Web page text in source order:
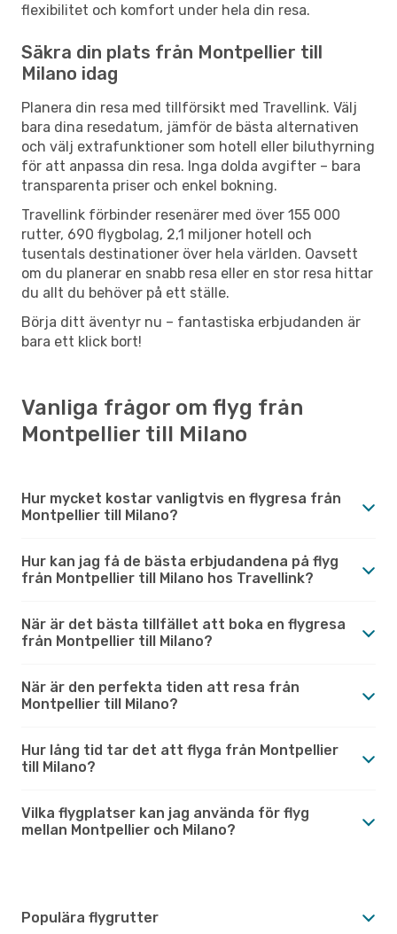
flexibilitet och komfort under hela din resa.
Säkra din plats från Montpellier till
Milano idag
Planera din resa med tillförsikt med Travellink. Välj
bara dina resedatum, jämför de bästa alternativen
och välj extrafunktioner som hotell eller biluthyrning
för att anpassa din resa. Inga dolda avgifter – bara
transparenta priser och enkel bokning.
Travellink förbinder resenärer med över 155 000
rutter, 690 flygbolag, 2,1 miljoner hotell och
tusentals destinationer över hela världen. Oavsett
om du planerar en snabb resa eller en stor resa hittar
du allt du behöver på ett ställe.
Börja ditt äventyr nu – fantastiska erbjudanden är
bara ett klick bort!
Vanliga frågor om flyg från
Montpellier till Milano
Hur mycket kostar vanligtvis en flygresa från
Montpellier till Milano?
Hur kan jag få de bästa erbjudandena på flyg
från Montpellier till Milano hos Travellink?
När är det bästa tillfället att boka en flygresa
från Montpellier till Milano?
När är den perfekta tiden att resa från
Montpellier till Milano?
Hur lång tid tar det att flyga från Montpellier
till Milano?
Vilka flygplatser kan jag använda för flyg
mellan Montpellier och Milano?
Populära flygrutter